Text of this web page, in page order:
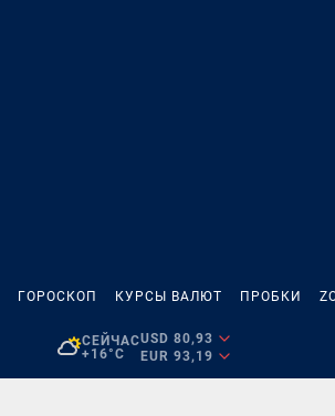
ГОРОСКОП КУРСЫ ВАЛЮТ ПРОБКИ
СЕЙЧАС
+16°C
USD 80,93
EUR 93,19